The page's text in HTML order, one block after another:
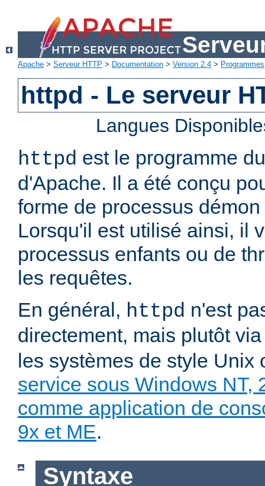
Apache > Serveur HTTP > Documentation > Version 2.4 > Programmes
httpd - Le serveur
Langues
httpd est le programme
d'Apache. Il a été conçu
forme de processus
Lorsqu'il est utilisé ainsi, il
processus enfants ou de
les requêtes.
En général, httpd n'est
directement, mais plutôt
les systèmes de style Unix
service sous Windows NT,
comme application de
9x et ME.
Syntaxe